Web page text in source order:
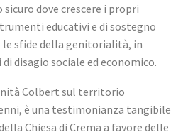
dove crescere i propri
educativi e di sostegno
le sfide della genitorialità, in
disagio sociale ed economico.
Colbert sul territorio
è una testimonianza tangibile
Chiesa di Crema a favore delle